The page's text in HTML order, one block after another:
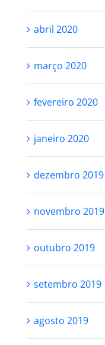
abril 2020
março 2020
fevereiro 2020
janeiro 2020
dezembro 2019
novembro 2019
outubro 2019
setembro 2019
agosto 2019